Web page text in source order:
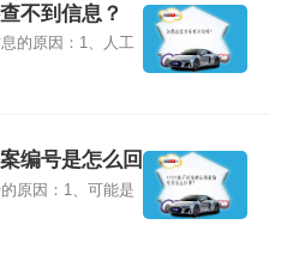
不到信息？
的原因：1、人工
编号是怎么回
原因：1、可能是